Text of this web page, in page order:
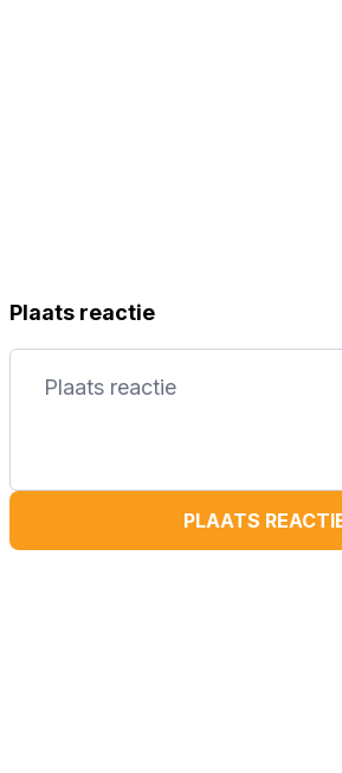
Plaats reactie
PLAATS